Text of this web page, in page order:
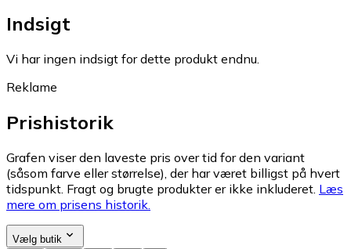
Indsigt
Vi har ingen indsigt for dette produkt endnu.
Reklame
Prishistorik
Grafen viser den laveste pris over tid for den variant
(såsom farve eller størrelse), der har været billigst på hvert
tidspunkt. Fragt og brugte produkter er ikke inkluderet. Læs
mere om prisens historik.
Vælg butik